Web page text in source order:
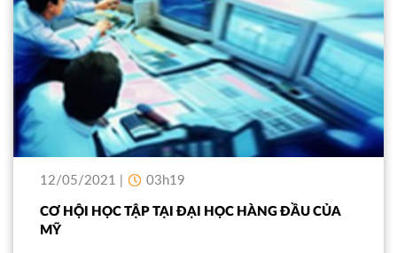
12/05/2021 | 03h19
CƠ HỘI HỌC TẬP TẠI ĐẠI HỌC HÀNG ĐẦU CỦA
MỸ